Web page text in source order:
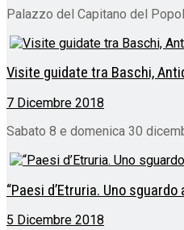
Palazzo del Capitano del
Visite guidate tra Baschi,
7 Dicembre 2018
Sabato 8 e domenica 30
“Paesi d’Etruria. Uno
5 Dicembre 2018